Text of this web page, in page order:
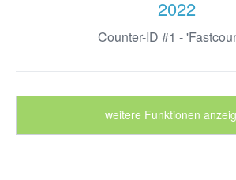
2022
Counter-ID #1 -
weitere Funktionen